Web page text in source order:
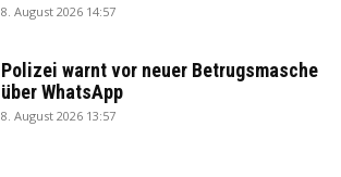
8. August 2026 14:57
Polizei warnt vor neuer Betrugsmasche
über WhatsApp
8. August 2026 13:57